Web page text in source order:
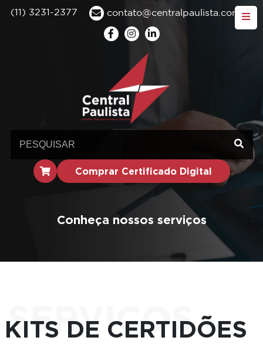
(11) 3231-2377 contato@centralpaulista.com.br
Comprar Certificado Digital
Conheça nossos serviços
SERVIÇOS
KITS DE CERTIDÕES